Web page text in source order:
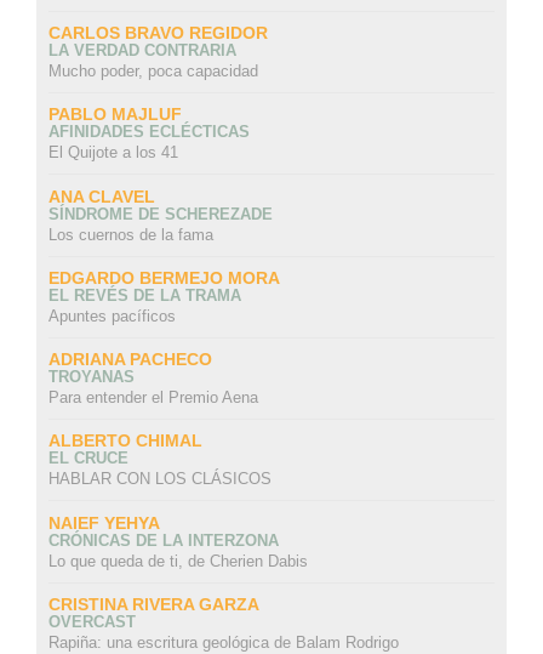
CARLOS BRAVO REGIDOR
LA VERDAD CONTRARIA
Mucho poder, poca capacidad
PABLO MAJLUF
AFINIDADES ECLÉCTICAS
El Quijote a los 41
ANA CLAVEL
SÍNDROME DE SCHEREZADE
Los cuernos de la fama
EDGARDO BERMEJO MORA
EL REVÉS DE LA TRAMA
Apuntes pacíficos
ADRIANA PACHECO
TROYANAS
Para entender el Premio Aena
ALBERTO CHIMAL
EL CRUCE
HABLAR CON LOS CLÁSICOS
NAIEF YEHYA
CRÓNICAS DE LA INTERZONA
Lo que queda de ti, de Cherien Dabis
CRISTINA RIVERA GARZA
OVERCAST
Rapiña: una escritura geológica de Balam Rodrigo